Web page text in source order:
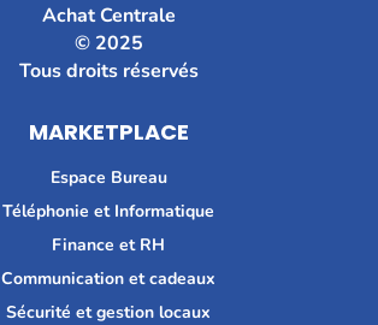
Achat Centrale
© 2025
Tous droits réservés
MARKETPLACE
Espace Bureau
Téléphonie et Informatique
Finance et RH
Communication et cadeaux
Sécurité et gestion locaux